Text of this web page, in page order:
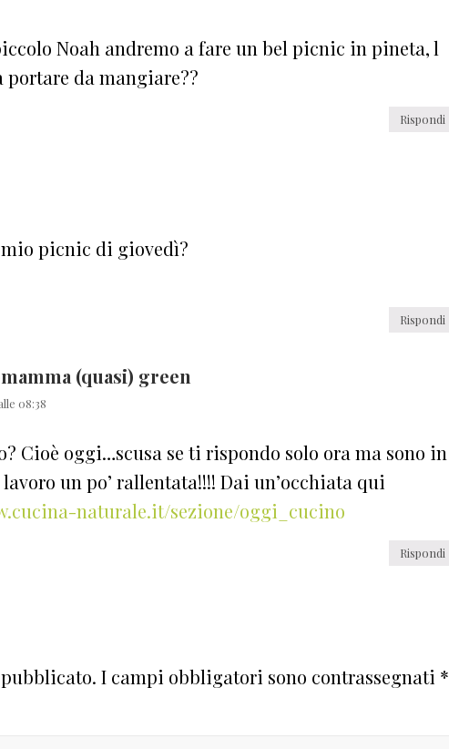
Noah andremo a fare un bel picnic in pineta, l
da mangiare??
Rispondi
picnic di giovedì?
Rispondi
(quasi) green
08:38
Cioè oggi…scusa se ti rispondo solo ora ma sono in
lavoro un po’ rallentata!!!! Dai un’occhiata qui
naturale.it/sezione/oggi_cucino
Rispondi
I campi obbligatori sono contrassegnati *